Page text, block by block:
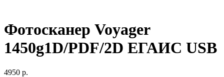
Фотосканер Voyager
1450g1D/PDF/2D ЕГАИС USB
4950 р.